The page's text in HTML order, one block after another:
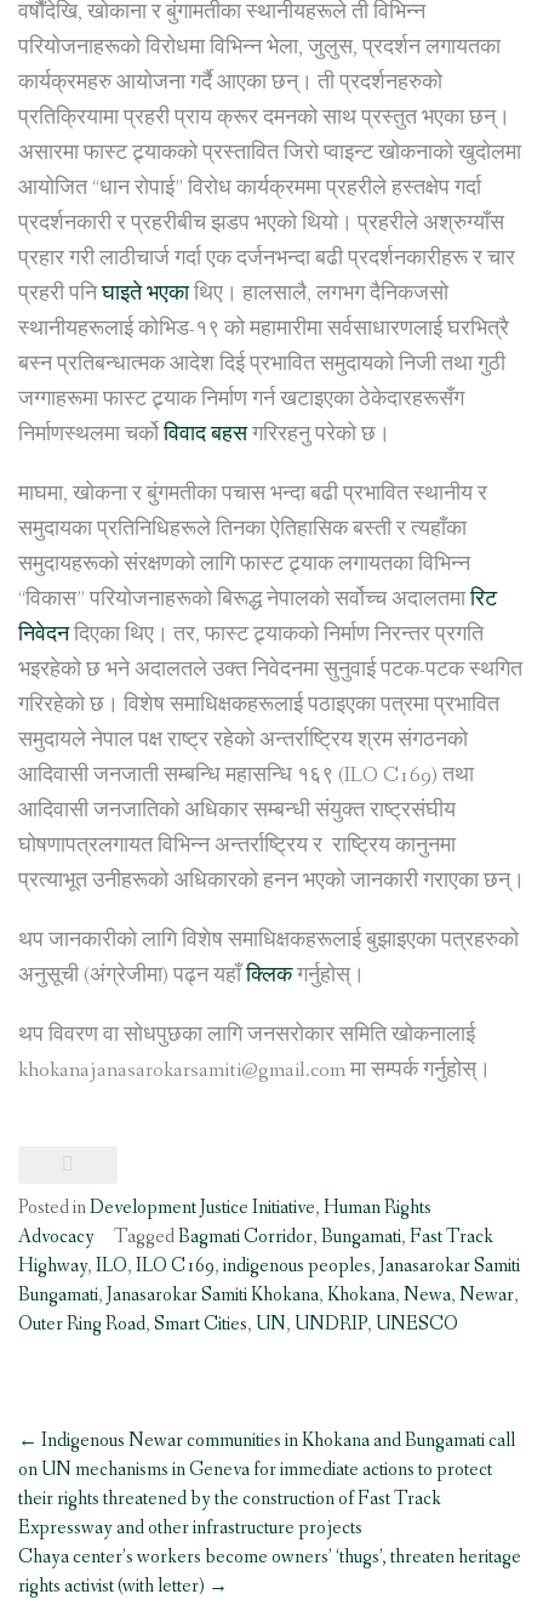
वर्षौंदेखि, खोकाना र बुंगामतीका स्थानीयहरूले ती विभिन्न
परियोजनाहरूको विरोधमा विभिन्न भेला, जुलुस, प्रदर्शन लगायतका
कार्यक्रमहरु आयोजना गर्दै आएका छन्। ती प्रदर्शनहरुको
प्रतिक्रियामा प्रहरी प्राय क्रूर दमनको साथ प्रस्तुत भएका छन्।
असारमा फास्ट ट्र्याकको प्रस्तावित जिरो प्वाइन्ट खोकनाको खुदोलमा
आयोजित “धान रोपाई” विरोध कार्यक्रममा प्रहरीले हस्तक्षेप गर्दा
प्रदर्शनकारी र प्रहरीबीच झडप भएको थियो। प्रहरीले अश्रुग्याँस
प्रहार गरी लाठीचार्ज गर्दा एक दर्जनभन्दा बढी प्रदर्शनकारीहरू र चार
प्रहरी पनिघाइते भएकाथिए। हालसालै, लगभग दैनिकजसो
स्थानीयहरूलाई कोभिड-१९ को महामारीमा सर्वसाधारणलाई घरभित्रै
बस्न प्रतिबन्धात्मक आदेश दिई प्रभावित समुदायको निजी तथा गुठी
जग्गाहरूमा फास्ट ट्र्याक निर्माण गर्न खटाइएका ठेकेदारहरूसँग
निर्माणस्थलमा चर्कोविवाद बहसगरिरहनु परेको छ।
माघमा, खोकना र बुंगमतीका पचास भन्दा बढी प्रभावित स्थानीय र
समुदायका प्रतिनिधिहरूले तिनका ऐतिहासिक बस्ती र त्यहाँका
समुदायहरूको संरक्षणको लागि फास्ट ट्र्याक लगायतका विभिन्न
“विकास” परियोजनाहरूको बिरूद्ध नेपालको सर्वोच्च अदालतमारिट
निवेदनदिएका थिए। तर, फास्ट ट्र्याकको निर्माण निरन्तर प्रगति
भइरहेको छ भने अदालतले उक्त निवेदनमा सुनुवाई पटक-पटक स्थगित
गरिरहेको छ। विशेष समाधिक्षकहरूलाई पठाइएका पत्रमा प्रभावित
समुदायले नेपाल पक्ष राष्ट्र रहेको अन्तर्राष्ट्रिय श्रम संगठनको
आदिवासी जनजाती सम्बन्धि महासन्धि १६९ (ILO C169) तथा
आदिवासी जनजातिको अधिकार सम्बन्धी संयुक्त राष्ट्रसंघीय
घोषणापत्रलगायत विभिन्न अन्तर्राष्ट्रिय र राष्ट्रिय कानुनमा
प्रत्याभूत उनीहरूको अधिकारको हनन भएको जानकारी गराएका छन्।
थप जानकारीको लागि विशेष समाधिक्षकहरूलाई बुझाइएका पत्रहरुको
अनुसूची (अंग्रेजीमा) पढ्न यहाँक्लिकगर्नुहोस्।
थप विवरण वा सोधपुछका लागि जनसरोकार समिति खोकनालाई
khokanajanasarokarsamiti@gmail.com मा सम्पर्क गर्नुहोस्।
Posted inDevelopment Justice Initiative,Human Rights
Advocacy
TaggedBagmati Corridor,Bungamati,Fast Track
Highway,ILO,ILO C169,indigenous peoples,Janasarokar Samiti
Bungamati,Janasarokar Samiti Khokana,Khokana,Newa,Newar,
Outer Ring Road,Smart Cities, UN, UNDRIP, UNESCO
Post
navigation
← Indigenous Newar communities in Khokana and Bungamati call
on UN mechanisms in Geneva for immediate actions to protect
their rights threatened by the construction of Fast Track
Expressway and other infrastructure projects
Chaya center’s workers become owners’ ‘thugs’, threaten heritage
rights activist (with letter) →